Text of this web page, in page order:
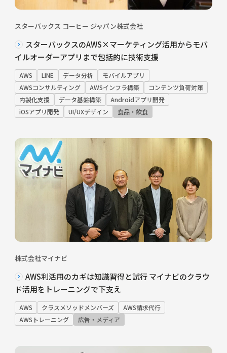
スターバックス コーヒー ジャパン株式会社
スターバックスのAWS×マーケティング活用からモバ
イルオーダーアプリまで包括的に技術支援
AWS LINE データ分析
モバイルアプリ
AWSコンサルティング
AWSインフラ構築
コンテンツ負荷対策
内製化支援
データ基盤構築
Androidアプリ開発
iOSアプリ開発
UI/UXデザイン 食品・飲食
株式会社マイナビ
AWS利活用のカギは知識習得と試行 マイナビのクラウ
ド活用をトレーニングで下支え
AWS クラスメソッドメンバーズ
AWS請求代行
AWSトレーニング
広告・メディア